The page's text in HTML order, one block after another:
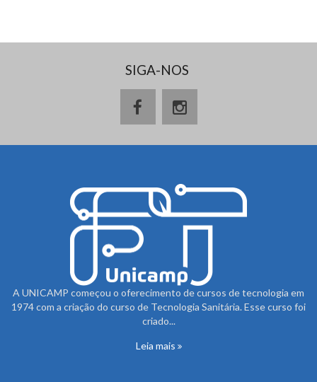
SIGA-NOS
A UNICAMP começou o oferecimento de cursos de tecnologia em
1974 com a criação do curso de Tecnologia Sanitária. Esse curso foi
criado...
Leia mais